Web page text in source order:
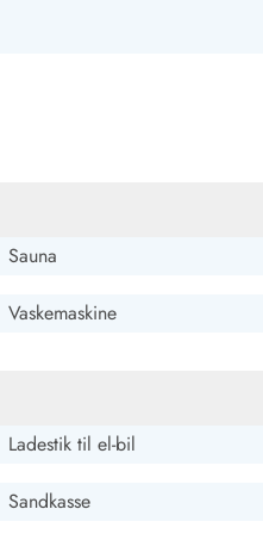
Sauna
Vaskemaskine
Ladestik til el-bil
Sandkasse